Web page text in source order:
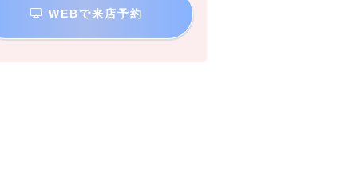
WEBで来店予約